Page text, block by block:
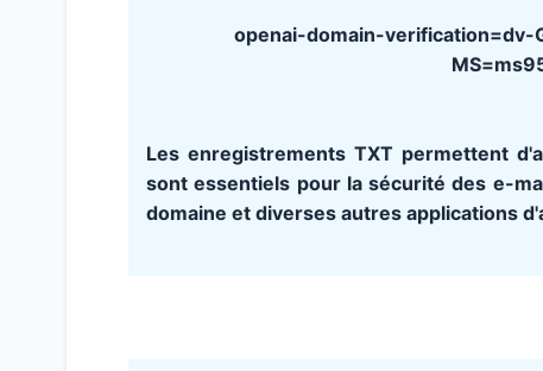
openai-domain-verification=dv-
Les enregistrements TXT permettent
sont essentiels pour la sécurité des e-
domaine et diverses autres applications